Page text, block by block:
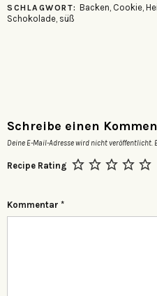
SCHLAGWORT: Backen, Cookie,
Schokolade, süß
Schreibe einen
Deine E-Mail-Adresse wird nicht veröffentlicht.
Recipe Rating
Kommentar *